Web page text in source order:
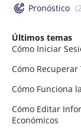
Pronóstico
Últimos temas
Cómo Iniciar
Cómo
Cómo Funciona
Cómo Editar
Económicos